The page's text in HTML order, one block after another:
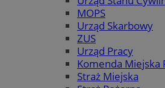
MOPS
Urząd Skarbowy
ZUS
Urząd Pracy
Komenda Miejska
Straż Miejska